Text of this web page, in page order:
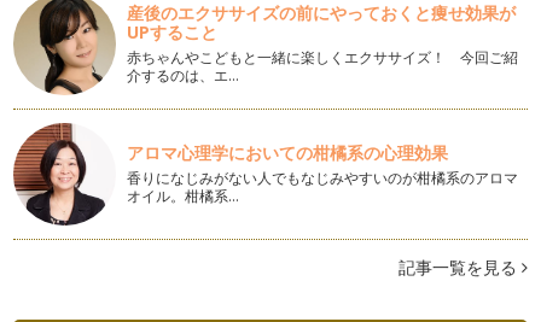
エレガントなケーキの食べ方
これからの季節、クリスマス、年末・年始でみんなが集まる機
会も多いですね。クリスマスや年末年…
愛される「鍋マナー」
木枯らしも吹きはじめ、寒いと感じることも多くなりました
ね。冬は、クリスマス、大晦日、お正月…
どう教えてますか？トイレマナー その２
トイレに対してマイナスイメージを作らないことが、トイレに
産後のエクササイズの前にやっておくと痩せ効果が
UPすること
赤ちゃんやこどもと一緒に楽しくエクササイズ！ 今回ご紹
介するのは、エ…
アロマ心理学においての柑橘系の心理効果
香りになじみがない人でもなじみやすいのが柑橘系のアロマ
オイル。柑橘系…
記事一覧を見る